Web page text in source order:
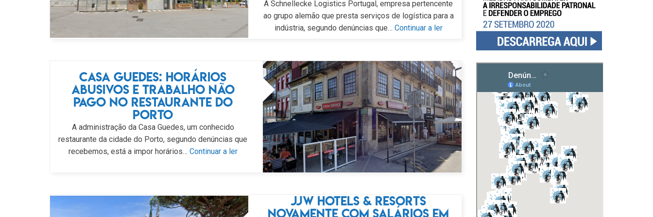
A Schnellecke Logistics Portugal, empresa pertencente
ao grupo alemão que presta serviços de logística para a
indústria, segundo denúncias que… Continuar a ler
Casa Guedes: horários
abusivos e trabalho não
pago no restaurante do
Porto
A administração da Casa Guedes, um conhecido
restaurante da cidade do Porto, segundo denúncias que
recebemos, está a impor horários… Continuar a ler
JJW Hotels & Resorts
novamente com salários em